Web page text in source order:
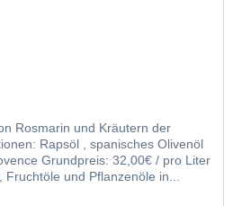
Rosmarin und Kräutern der
Rapsöl , spanisches Olivenöl
Grundpreis: 32,00€ / pro Liter
und Pflanzenöle in...